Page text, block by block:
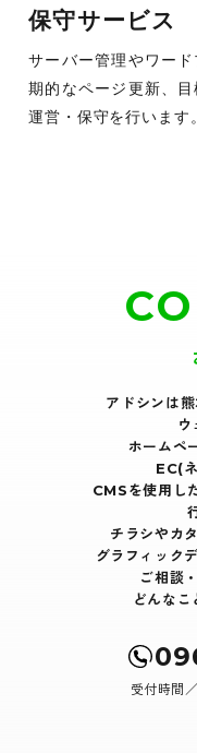
保守サービス
サーバー管理やワー
期的なページ更新、
運営・保守を行います。
アドシンは
ウ
ホームペ
EC(
CMSを使用し
チラシやカ
グラフィック
ご相談
どんなこ
受付時間